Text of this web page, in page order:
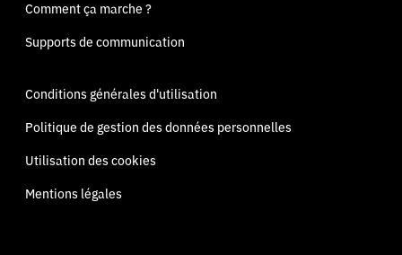
Comment ça marche ?
Supports de communication
Conditions générales d'utilisation
Politique de gestion des données personnelles
Utilisation des cookies
Mentions légales